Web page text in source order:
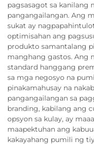
pagsasagot sa kanilang
pangangailangan. Ang
sukat ay
optimisahan ang
produkto samantalang
manghang gastos. Ang
standard hanggang
sa mga negosyo na
pinakamahusay na
pangangailangan sa
branding, kabilang ang
opsyon sa kulay, ay
maapektuhan ang
kakayahang pumili ng